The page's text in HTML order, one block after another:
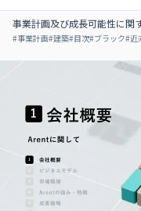
事業計画及び成長可能性に関
#事業計画#建築#目次#ブラック#近